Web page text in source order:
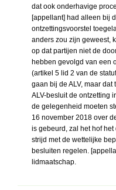
dat ook onderhavige
[appellant] had alleen bij
ontzettingsvoorstel
anders zou zijn geweest,
op dat partijen niet de
hebben gevolgd van een
(artikel 5 lid 2 van de
gaan bij de ALV, maar
ALV-besluit de ontzetting
de gelegenheid moeten
16 november 2018 over
is gebeurd, zal het hof
strijd met de wettelijke
besluiten regelen.
lidmaatschap.